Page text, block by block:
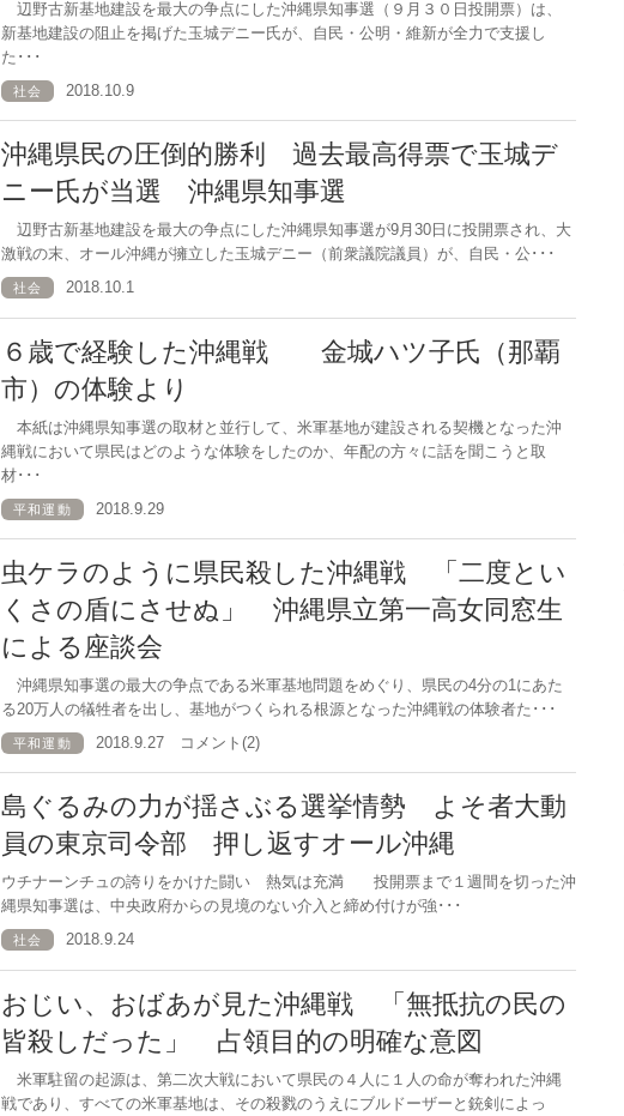
辺野古新基地建設を最大の争点にした沖縄県知事選（９月３０日投開票）は、
新基地建設の阻止を掲げた玉城デニー氏が、自民・公明・維新が全力で支援し
た･･･
社会 2018.10.9
沖縄県民の圧倒的勝利 過去最高得票で玉城デ
ニー氏が当選 沖縄県知事選
辺野古新基地建設を最大の争点にした沖縄県知事選が9月30日に投開票され、大
激戦の末、オール沖縄が擁立した玉城デニー（前衆議院議員）が、自民・公･･･
社会 2018.10.1
６歳で経験した沖縄戦 金城ハツ子氏（那覇
市）の体験より
本紙は沖縄県知事選の取材と並行して、米軍基地が建設される契機となった沖
縄戦において県民はどのような体験をしたのか、年配の方々に話を聞こうと取
材･･･
平和運動 2018.9.29
虫ケラのように県民殺した沖縄戦 「二度とい
くさの盾にさせぬ」 沖縄県立第一高女同窓生
による座談会
沖縄県知事選の最大の争点である米軍基地問題をめぐり、県民の4分の1にあた
る20万人の犠牲者を出し、基地がつくられる根源となった沖縄戦の体験者た･･･
平和運動 2018.9.27 コメント(2)
島ぐるみの力が揺さぶる選挙情勢 よそ者大動
員の東京司令部 押し返すオール沖縄
ウチナーンチュの誇りをかけた闘い 熱気は充満 投開票まで１週間を切った沖
縄県知事選は、中央政府からの見境のない介入と締め付けが強･･･
社会 2018.9.24
おじい、おばあが見た沖縄戦 「無抵抗の民の
皆殺しだった」 占領目的の明確な意図
米軍駐留の起源は、第二次大戦において県民の４人に１人の命が奪われた沖縄
戦であり、すべての米軍基地は、その殺戮のうえにブルドーザーと銃剣によっ